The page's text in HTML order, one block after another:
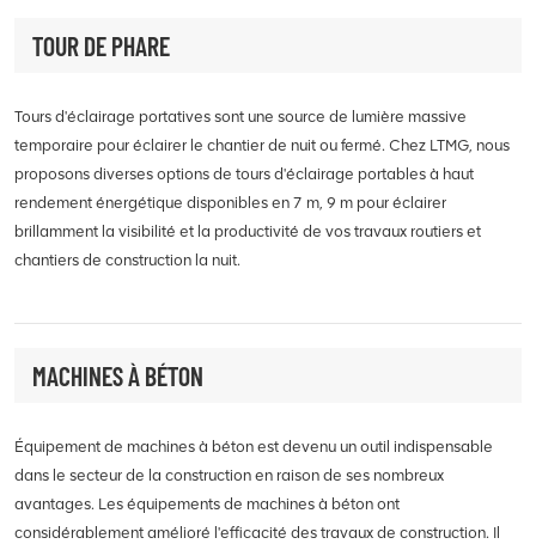
TOUR DE PHARE
Tours d'éclairage portatives sont une source de lumière massive
temporaire pour éclairer le chantier de nuit ou fermé. Chez LTMG, nous
proposons diverses options de tours d'éclairage portables à haut
rendement énergétique disponibles en 7 m, 9 m pour éclairer
brillamment la visibilité et la productivité de vos travaux routiers et
chantiers de construction la nuit.
MACHINES À BÉTON
Équipement de machines à béton est devenu un outil indispensable
dans le secteur de la construction en raison de ses nombreux
avantages. Les équipements de machines à béton ont
considérablement amélioré l'efficacité des travaux de construction. Il